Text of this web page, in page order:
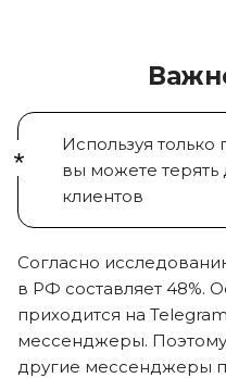
Используя только
вы можете терять
клиентов
Согласно
в РФ составляет 48%.
приходится на
мессенджеры. Поэтому
другие мессенджеры